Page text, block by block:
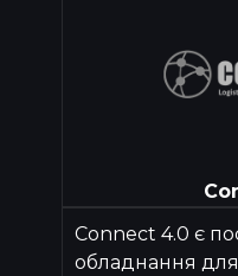
Connect 4.0 є
обладнання